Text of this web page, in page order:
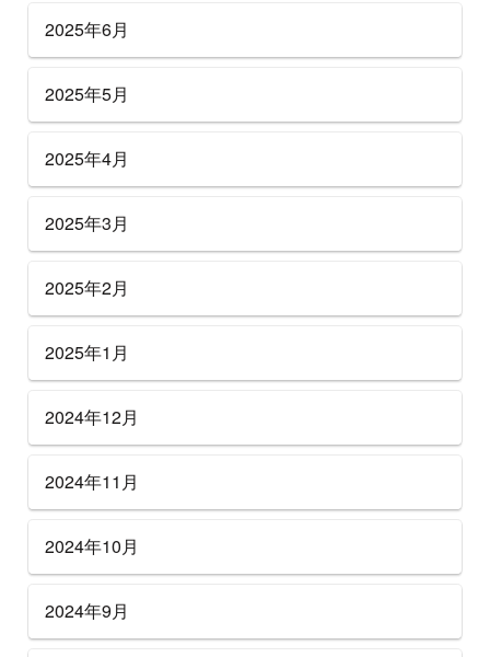
2025年6月
2025年5月
2025年4月
2025年3月
2025年2月
2025年1月
2024年12月
2024年11月
2024年10月
2024年9月